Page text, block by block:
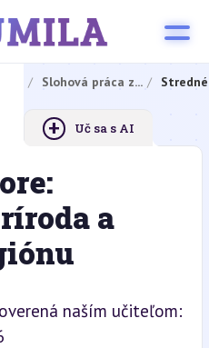
Slohová práca z...
+ Uč sa s AI
a
naším učiteľom: